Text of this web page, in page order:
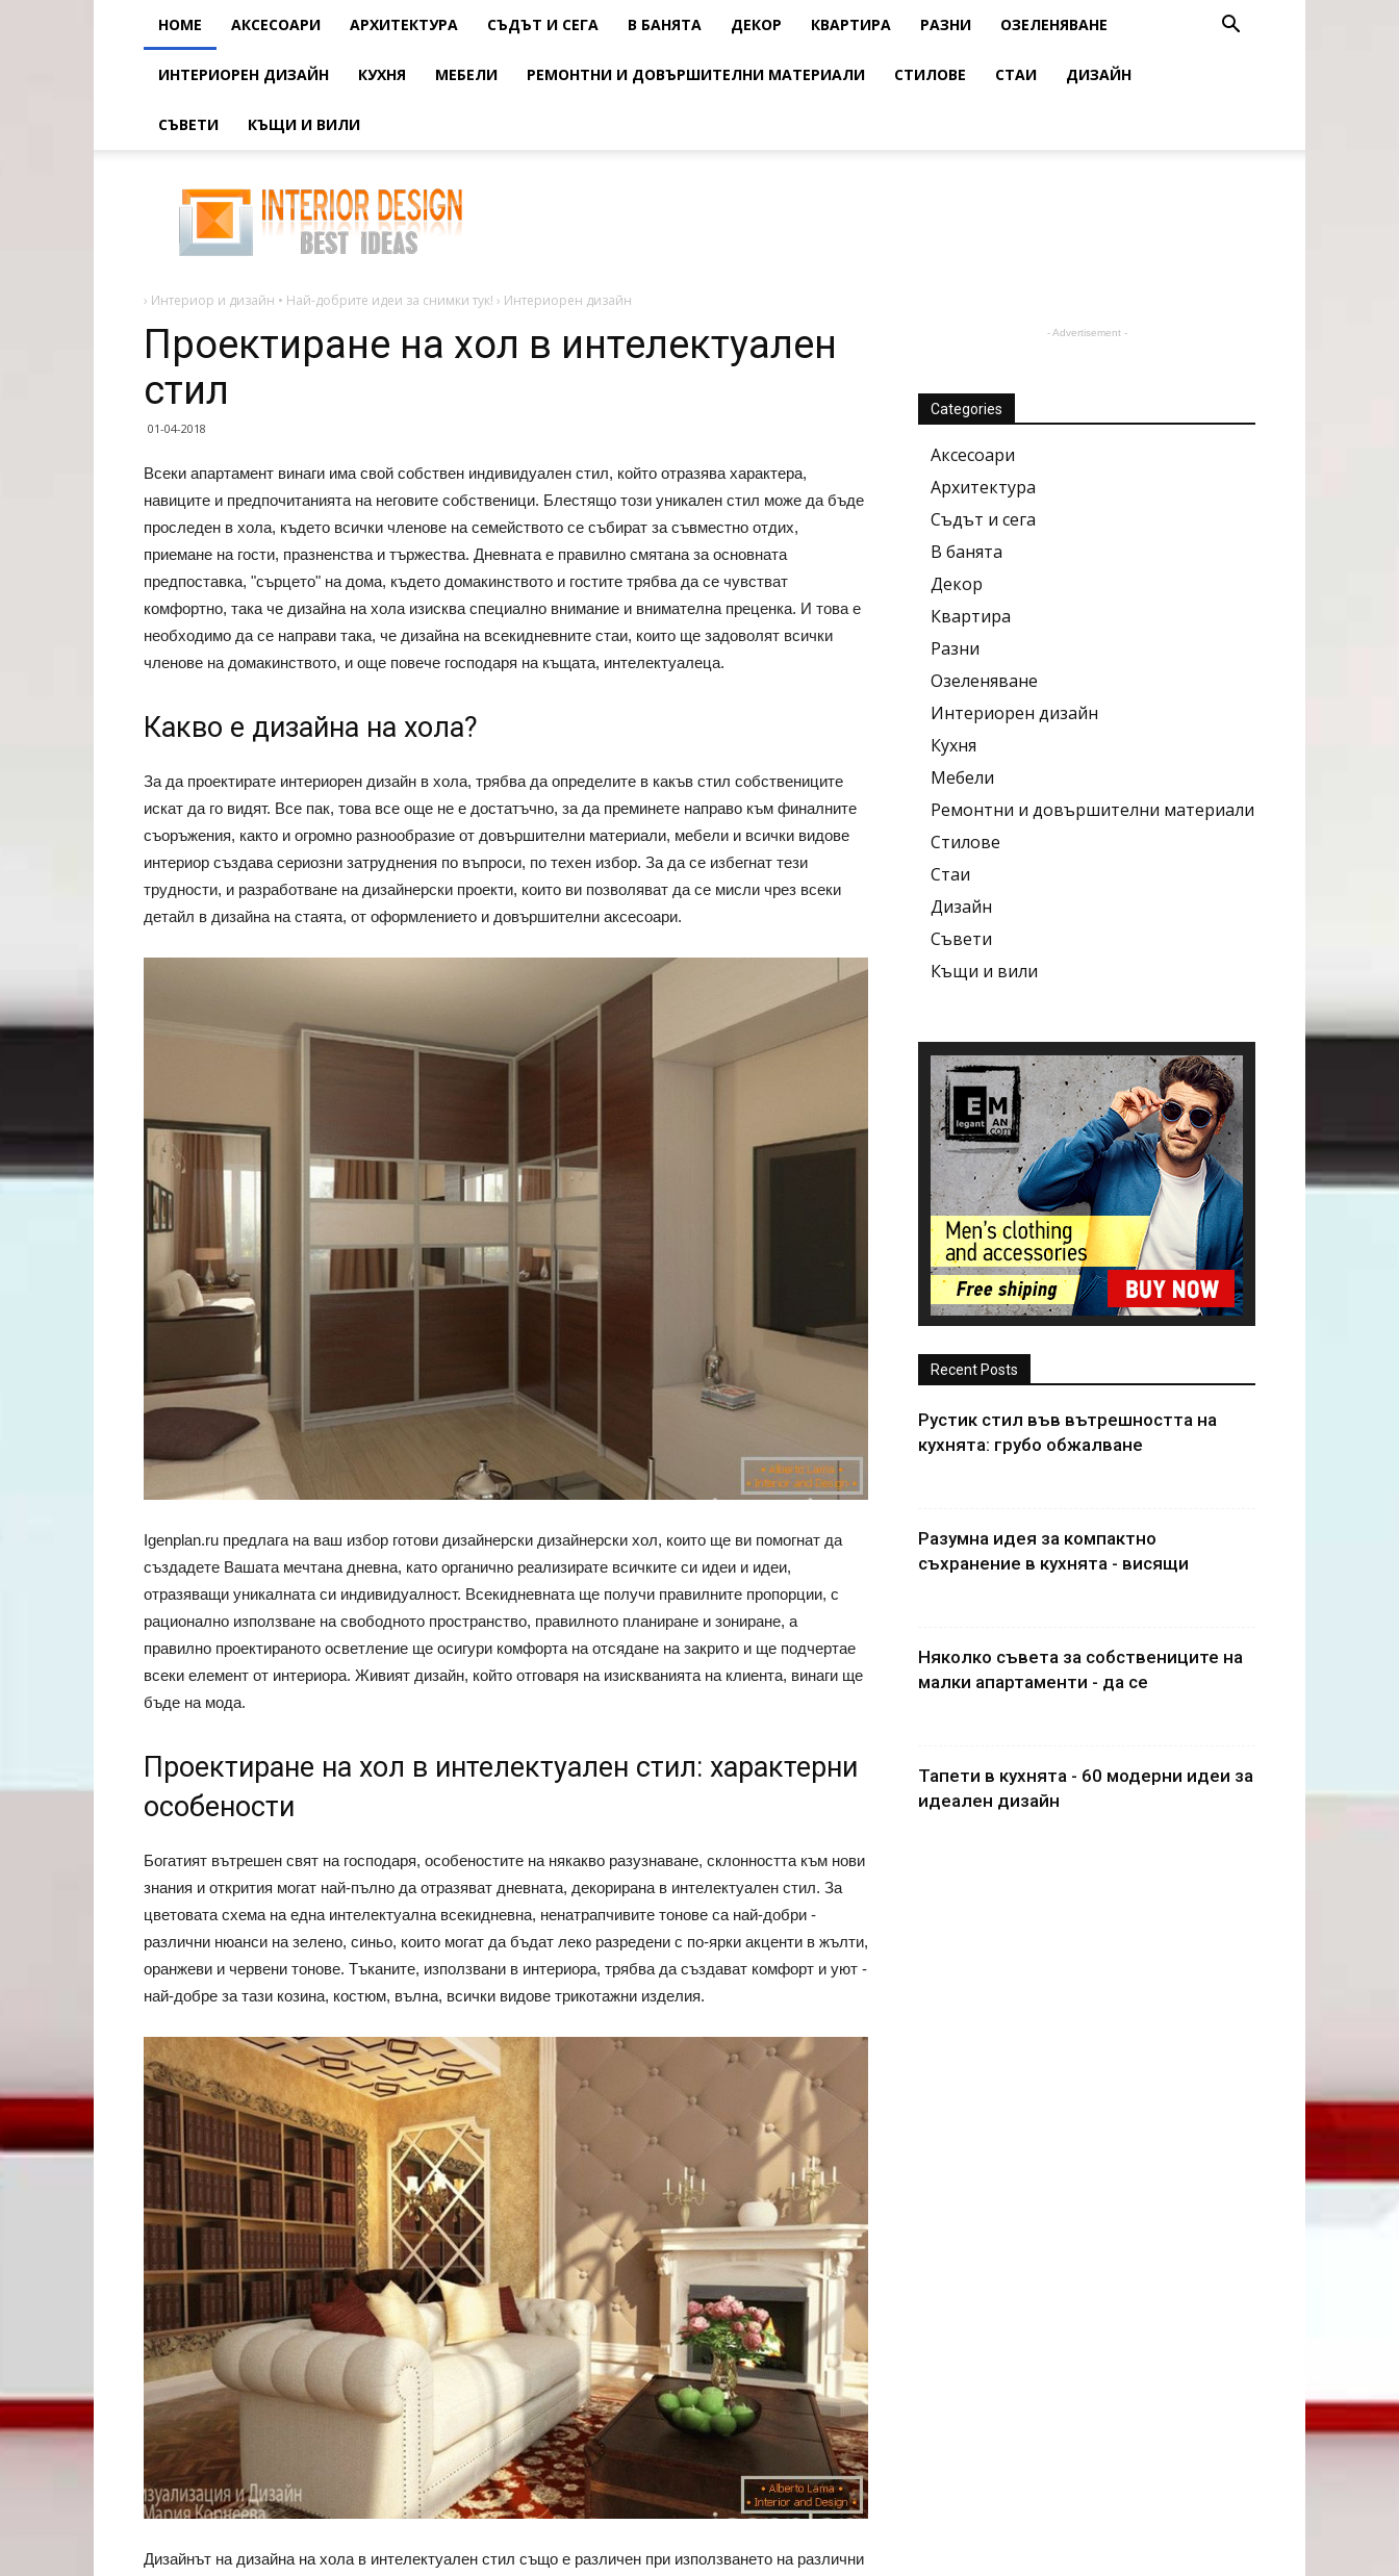
HOME АКСЕСОАРИ АРХИТЕКТУРА СЪДЪТ И СЕГА В БАНЯТА ДЕКОР КВАРТИРА РАЗНИ ОЗЕЛЕНЯВАНЕ
ИНТЕРИОРЕН ДИЗАЙН КУХНЯ МЕБЕЛИ РЕМОНТНИ И ДОВЪРШИТЕЛНИ МАТЕРИАЛИ СТИЛОВЕ СТАИ ДИЗАЙН
СЪВЕТИ КЪЩИ И ВИЛИ
на
хол
интелектуален
стил
› Интериор и дизайн • Най-добрите идеи за снимки тук! › Интериорен дизайн
Проектиране на хол в интелектуален
стил
01-04-2018
Всеки апартамент винаги има свой собствен индивидуален стил, който отразява характера,
навиците и предпочитанията на неговите собственици. Блестящо този уникален стил може да бъде
проследен в хола, където всички членове на семейството се събират за съвместно отдих,
приемане на гости, празненства и тържества. Дневната е правилно смятана за основната
предпоставка, "сърцето" на дома, където домакинството и гостите трябва да се чувстват
комфортно, така че дизайна на хола изисква специално внимание и внимателна преценка. И това е
необходимо да се направи така, че дизайна на всекидневните стаи, които ще задоволят всички
членове на домакинството, и още повече господаря на къщата, интелектуалеца.
Какво е дизайна на хола?
За да проектирате интериорен дизайн в хола, трябва да определите в какъв стил собствениците
искат да го видят. Все пак, това все още не е достатъчно, за да преминете направо към финалните
съоръжения, както и огромно разнообразие от довършителни материали, мебели и всички видове
интериор създава сериозни затруднения по въпроси, по техен избор. За да се избегнат тези
трудности, и разработване на дизайнерски проекти, които ви позволяват да се мисли чрез всеки
детайл в дизайна на стаята, от оформлението и довършителни аксесоари.
Igenplan.ru предлага на ваш избор готови дизайнерски дизайнерски хол, които ще ви помогнат да
създадете Вашата мечтана дневна, като органично реализирате всичките си идеи и идеи,
отразяващи уникалната си индивидуалност. Всекидневната ще получи правилните пропорции, с
рационално използване на свободното пространство, правилното планиране и зониране, а
правилно проектираното осветление ще осигури комфорта на отсядане на закрито и ще подчертае
всеки елемент от интериора. Живият дизайн, който отговаря на изискванията на клиента, винаги ще
бъде на мода.
Проектиране на хол в интелектуален стил: характерни
особености
Богатият вътрешен свят на господаря, особеностите на някакво разузнаване, склонността към нови
знания и открития могат най-пълно да отразяват дневната, декорирана в интелектуален стил. За
цветовата схема на една интелектуална всекидневна, ненатрапчивите тонове са най-добри -
различни нюанси на зелено, синьо, които могат да бъдат леко разредени с по-ярки акценти в жълти,
оранжеви и червени тонове. Тъканите, използвани в интериора, трябва да създават комфорт и уют -
най-добре за тази козина, костюм, вълна, всички видове трикотажни изделия.
Дизайнът на дизайна на хола в интелектуален стил също е различен при използването на различни
- Advertisement -
Categories
Аксесоари
Архитектура
Съдът и сега
В банята
Декор
Квартира
Разни
Озеленяване
Интериорен дизайн
Кухня
Мебели
Ремонтни и довършителни материали
Стилове
Стаи
Дизайн
Съвети
Къщи и вили
Recent Posts
Рустик стил във вътрешността на
кухнята: грубо обжалване
Разумна идея за компактно
съхранение в кухнята - висящи
Няколко съвета за собствениците на
малки апартаменти - да се
Тапети в кухнята - 60 модерни идеи за
идеален дизайн